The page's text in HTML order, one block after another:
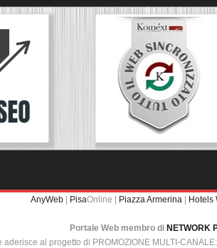
AnyWeb | PisaOnline | Piazza Armerina | Hotels
Portale Web membro di NETWORK
aderisce al progetto di PROMOZIONE MULTI-